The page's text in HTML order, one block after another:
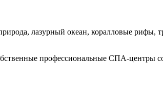
лазурный океан, коралловые рифы,
профессиональные СПА-центры